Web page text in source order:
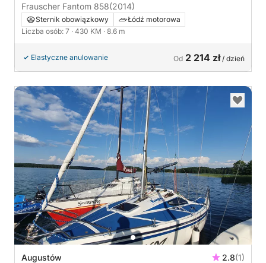
Frauscher Fantom 858(2014)
Sternik obowiązkowy
Łódź motorowa
Liczba osób: 7 · 430 KM · 8.6 m
Elastyczne anulowanie Od 2 214 zł/ dzień
Augustów 2.8(1)